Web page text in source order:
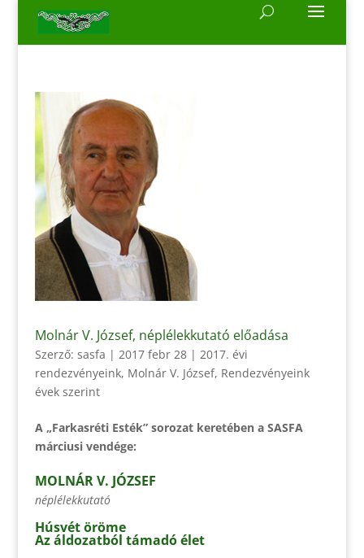
Molnár V. József, néplélekkutató előadása
Szerző: sasfa | 2017 febr 28| 2017. évi
rendezvényeink, Molnár V. József, Rendezvényeink
évek szerint
A „Farkasréti Esték” sorozat keretében a SASFA
márciusi vendége:
MOLNÁR V. JÓZSEF
néplélekkutató
Húsvét öröme
Az áldozatból támadó élet